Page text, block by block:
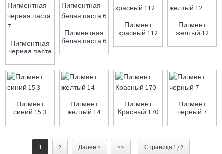
Пигментная
черная паста
Пигментная
белая паста 6
Пигмент
красный 112
Пигмент
желтый 12
Пигмент
синий 15:3
Пигмент
желтый 14
Пигмент
Красный 170
Пигмент
черный 7
1 2 Далее > >> Страница 1 / 2